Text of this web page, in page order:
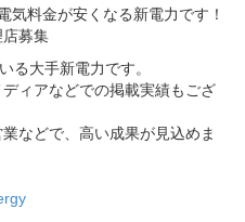
気料金が安くなる新電力です！
店募集
る大手新電力です。
ィアなどでの掲載実績もござ
などで、高い成果が見込めま